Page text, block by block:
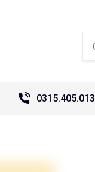
0315.405.013